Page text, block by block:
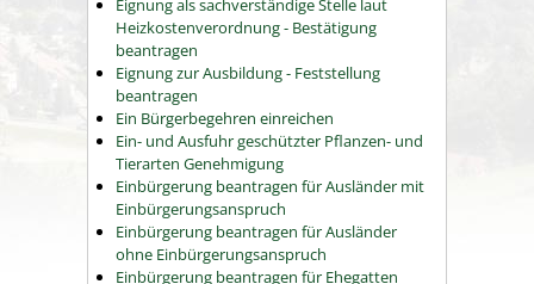
Eignung als sachverständige Stelle laut
Heizkostenverordnung - Bestätigung
beantragen
Eignung zur Ausbildung - Feststellung
beantragen
Ein Bürgerbegehren einreichen
Ein- und Ausfuhr geschützter Pflanzen- und
Tierarten Genehmigung
Einbürgerung beantragen für Ausländer mit
Einbürgerungsanspruch
Einbürgerung beantragen für Ausländer
ohne Einbürgerungsanspruch
Einbürgerung beantragen für Ehegatten